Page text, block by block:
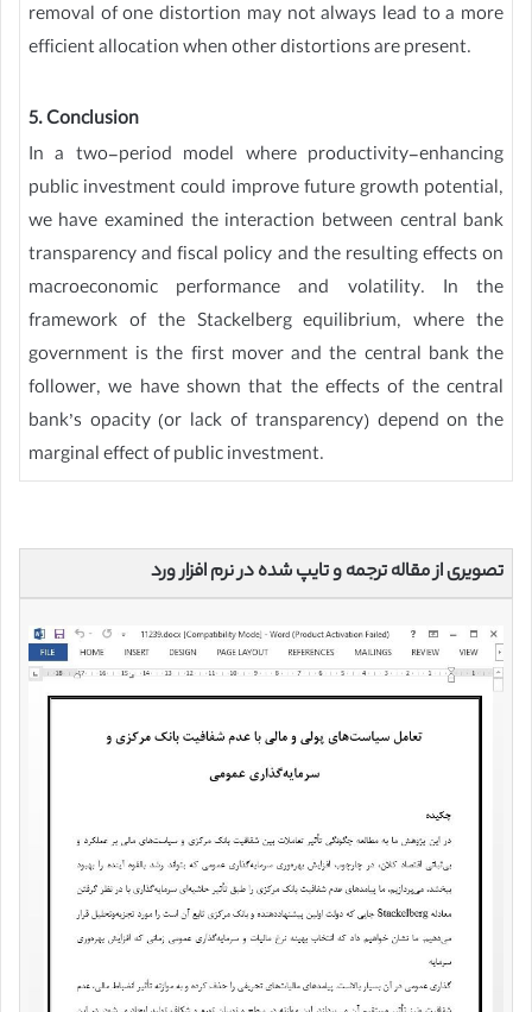
removal of one distortion may not always lead to a more
efficient allocation when other distortions are present.
5. Conclusion
In a two-period model where productivity-enhancing
public investment could improve future growth potential,
we have examined the interaction between central bank
transparency and fiscal policy and the resulting effects on
macroeconomic performance and volatility. In the
framework of the Stackelberg equilibrium, where the
government is the first mover and the central bank the
follower, we have shown that the effects of the central
bank’s opacity (or lack of transparency) depend on the
marginal effect of public investment.
تصویری از مقاله ترجمه و تایپ شده در نرم افزار ورد